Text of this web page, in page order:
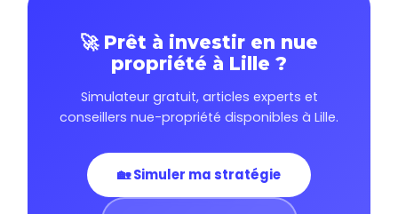
🚀 Prêt à investir en nue
propriété à Lille ?
Simulateur gratuit, articles experts et
conseillers nue-propriété disponibles à Lille.
🏡 Simuler ma stratégie